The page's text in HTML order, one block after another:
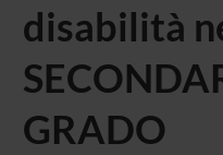
disabilità
GRADO